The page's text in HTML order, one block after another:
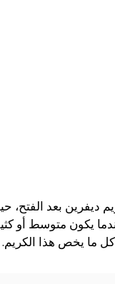
ديفرين بعد
يكون متوسط أو
ما يخص هذا الكريم.